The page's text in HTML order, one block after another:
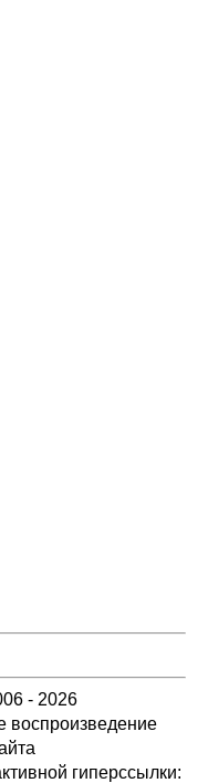
- 2026
воспроизведение
гиперссылки: